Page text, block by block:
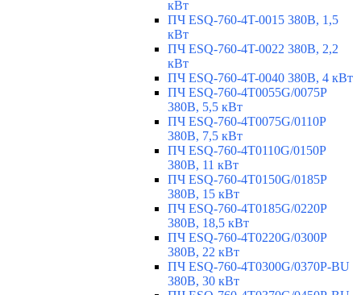
кВт
ПЧ ESQ-760-4T-0015 380В, 1,5
кВт
ПЧ ESQ-760-4T-0022 380В, 2,2
кВт
ПЧ ESQ-760-4T-0040 380В, 4 кВт
ПЧ ESQ-760-4T0055G/0075P
380В, 5,5 кВт
ПЧ ESQ-760-4T0075G/0110P
380В, 7,5 кВт
ПЧ ESQ-760-4T0110G/0150P
380В, 11 кВт
ПЧ ESQ-760-4T0150G/0185P
380В, 15 кВт
ПЧ ESQ-760-4T0185G/0220P
380В, 18,5 кВт
ПЧ ESQ-760-4T0220G/0300P
380В, 22 кВт
ПЧ ESQ-760-4T0300G/0370P-BU
380В, 30 кВт